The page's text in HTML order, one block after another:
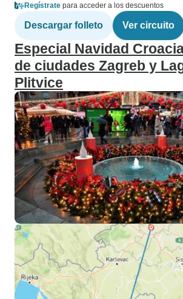
Regístrate para acceder a los descuentos
Descargar folleto Ver circuito
Especial Navidad
de ciudades Zagreb y
Plitvice